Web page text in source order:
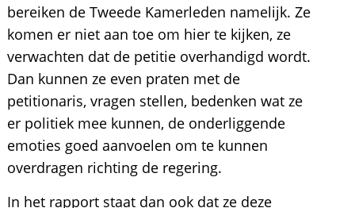
bereiken de Tweede Kamerleden namelijk. Ze
komen er niet aan toe om hier te kijken, ze
verwachten dat de petitie overhandigd wordt.
Dan kunnen ze even praten met de
petitionaris, vragen stellen, bedenken wat ze
er politiek mee kunnen, de onderliggende
emoties goed aanvoelen om te kunnen
overdragen richting de regering.
In het rapport staat dan ook dat ze deze